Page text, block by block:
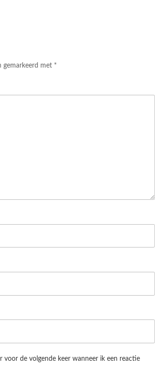
gemarkeerd met *
voor de volgende keer wanneer ik een reactie